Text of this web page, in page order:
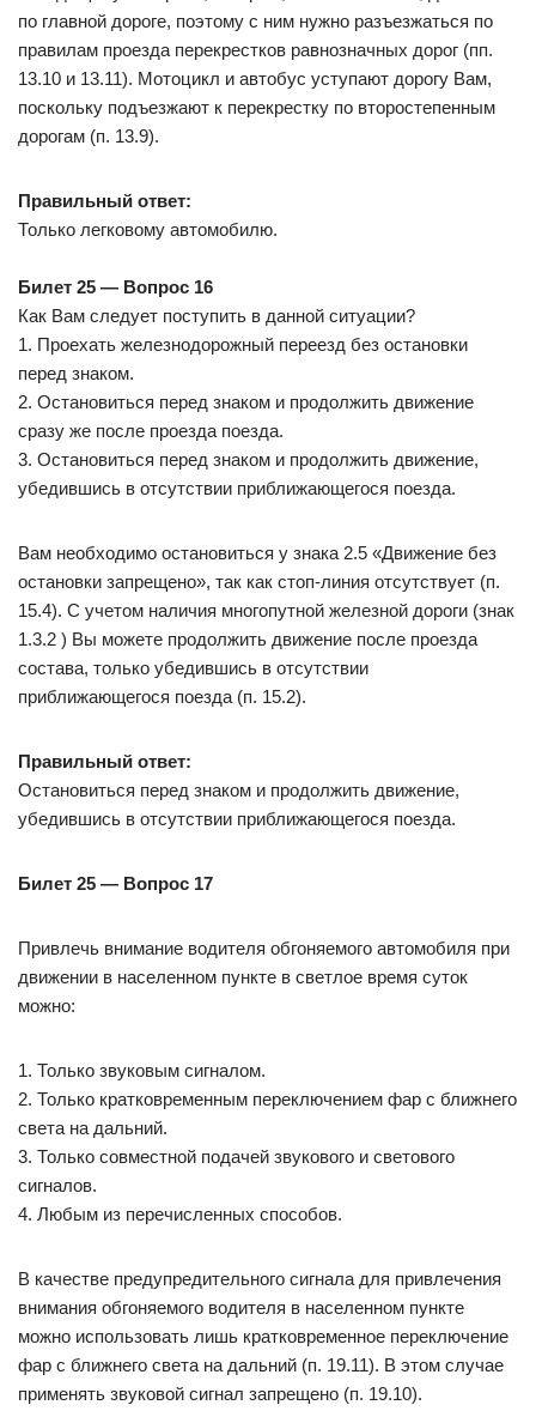
по главной дороге, поэтому с ним нужно разъезжаться по
правилам проезда перекрестков равнозначных дорог (пп.
13.10 и 13.11). Мотоцикл и автобус уступают дорогу Вам,
поскольку подъезжают к перекрестку по второстепенным
дорогам (п. 13.9).
Правильный ответ:
Только легковому автомобилю.
Билет 25 — Вопрос 16
Как Вам следует поступить в данной ситуации?
1. Проехать железнодорожный переезд без остановки
перед знаком.
2. Остановиться перед знаком и продолжить движение
сразу же после проезда поезда.
3. Остановиться перед знаком и продолжить движение,
убедившись в отсутствии приближающегося поезда.
Вам необходимо остановиться у знака 2.5 «Движение без
остановки запрещено», так как стоп-линия отсутствует (п.
15.4). С учетом наличия многопутной железной дороги (знак
1.3.2 ) Вы можете продолжить движение после проезда
состава, только убедившись в отсутствии
приближающегося поезда (п. 15.2).
Правильный ответ:
Остановиться перед знаком и продолжить движение,
убедившись в отсутствии приближающегося поезда.
Билет 25 — Вопрос 17
Привлечь внимание водителя обгоняемого автомобиля при
движении в населенном пункте в светлое время суток
можно:
1. Только звуковым сигналом.
2. Только кратковременным переключением фар с ближнего
света на дальний.
3. Только совместной подачей звукового и светового
сигналов.
4. Любым из перечисленных способов.
В качестве предупредительного сигнала для привлечения
внимания обгоняемого водителя в населенном пункте
можно использовать лишь кратковременное переключение
фар с ближнего света на дальний (п. 19.11). В этом случае
применять звуковой сигнал запрещено (п. 19.10).